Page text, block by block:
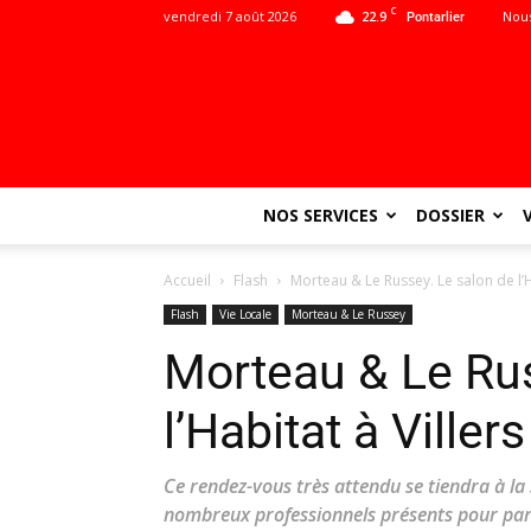
22.9 C Pontarlier
vendredi 7 août 2026
NOS SERVICES DOSSIER
Accueil Flash Morteau & Le Russey. Le salon de
Flash Vie Locale Morteau & Le Russey
Morteau & Le
l’Habitat à
Ce rendez-vous très attendu se tiendra à
nombreux professionnels présents pour